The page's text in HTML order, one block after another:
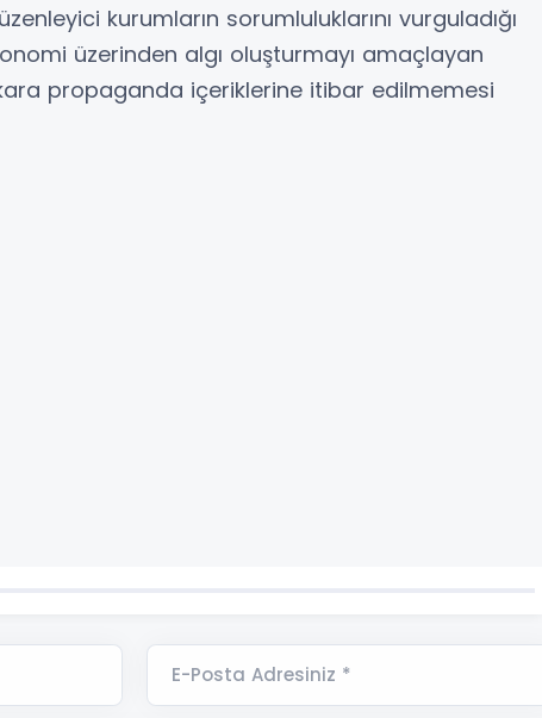
kurumların sorumluluklarını vurguladığı
üzerinden algı oluşturmayı amaçlayan
kara propaganda içeriklerine itibar edilmemesi
E-Posta Adresiniz *